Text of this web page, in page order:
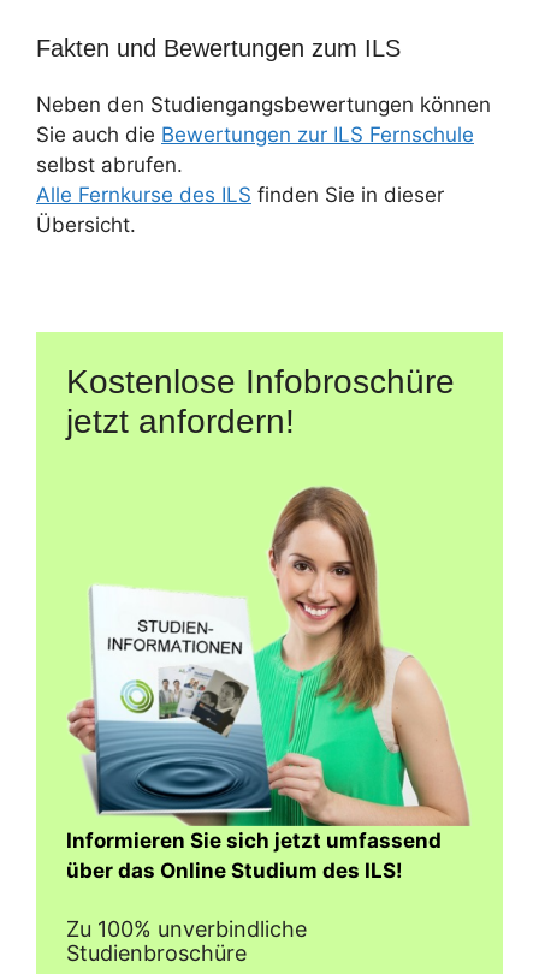
Fakten und Bewertungen zum ILS
Neben den Studiengangsbewertungen können
Sie auch die Bewertungen zur ILS Fernschule
selbst abrufen.
Alle Fernkurse des ILS finden Sie in dieser
Übersicht.
Kostenlose Infobroschüre
jetzt anfordern!
Informieren Sie sich jetzt umfassend
über das Online Studium des ILS!
Zu 100% unverbindliche
Studienbroschüre